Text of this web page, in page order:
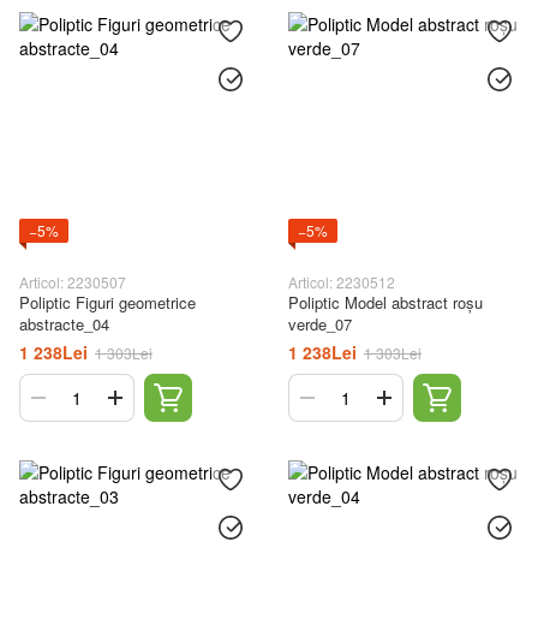
−5%
Articol: 2230507
Poliptic Figuri geometrice
abstracte_04
1 238Lei 1 303Lei
−5%
Articol: 2230512
Poliptic Model abstract roșu
verde_07
1 238Lei 1 303Lei